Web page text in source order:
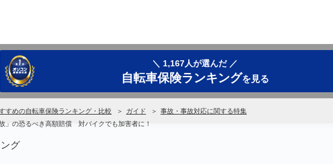
＼ 1,167人が選んだ ／
自転車保険ランキングを見る
すめの自転車保険ランキング・比較 ガイド
事故・事故対応に関する特集
」の恐るべき高額賠償 対バイクでも加害者に！
グ